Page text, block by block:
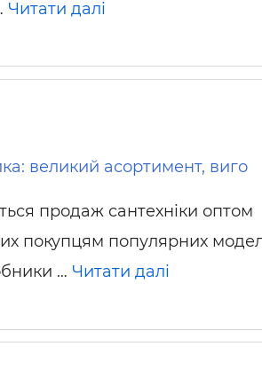
Робота в будівництві
Читати далі
великий асортимент, виго
продаж сантехніки оптом
покупцям популярних
… Читати далі